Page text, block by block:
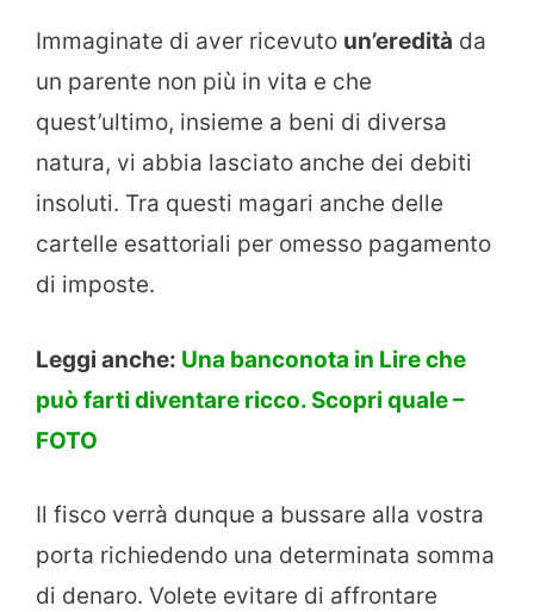
Immaginate di aver ricevuto un’eredità da
un parente non più in vita e che
quest’ultimo, insieme a beni di diversa
natura, vi abbia lasciato anche dei debiti
insoluti. Tra questi magari anche delle
cartelle esattoriali per omesso pagamento
di imposte.
Leggi anche: Una banconota in Lire che
può farti diventare ricco. Scopri quale –
FOTO
Il fisco verrà dunque a bussare alla vostra
porta richiedendo una determinata somma
di denaro. Volete evitare di affrontare